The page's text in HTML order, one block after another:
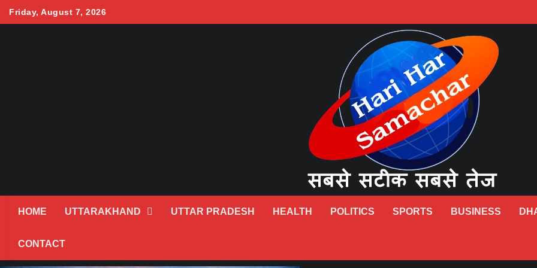
Friday, August 7, 2026
HOME UTTARAKHAND UTTAR PRADESH HEALTH POLITICS SPORTS BUSINESS
CONTACT